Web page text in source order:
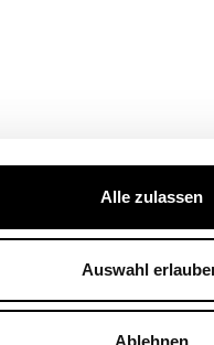
Alle zulassen
Auswahl
Ablehnen